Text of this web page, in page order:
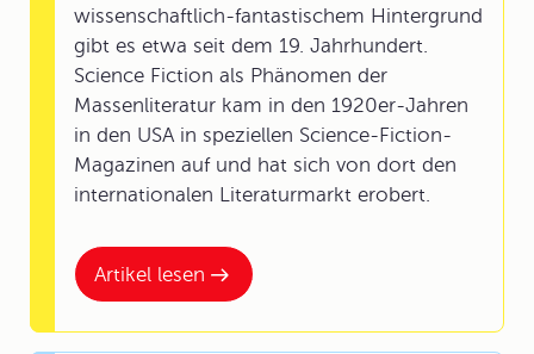
Artikel lesen
wissenschaftlich-fantastischem Hintergrund
gibt es etwa seit dem 19. Jahrhundert.
Science Fiction als Phänomen der
Massenliteratur kam in den 1920er-Jahren
in den USA in speziellen Science-Fiction-
Magazinen auf und hat sich von dort den
internationalen Literaturmarkt erobert.